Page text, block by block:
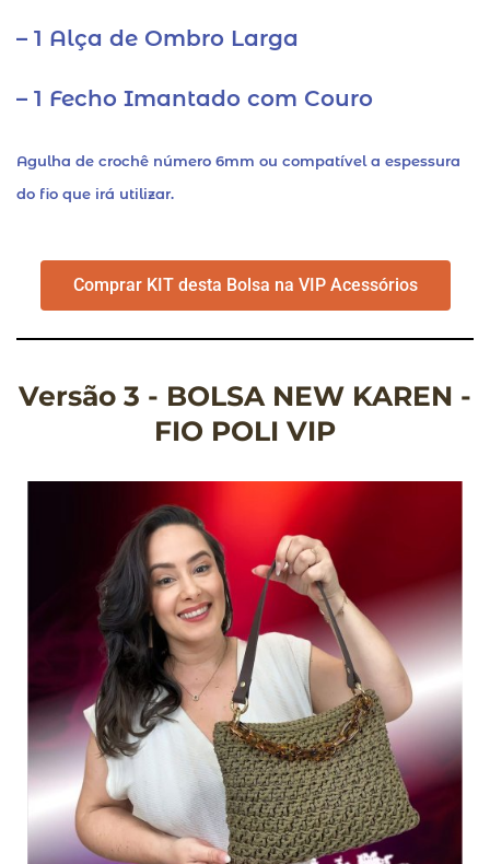
– 1 Alça de Ombro Larga
– 1 Fecho Imantado com Couro
Agulha de crochê número 6mm ou compatível a espessura
do fio que irá utilizar.
Comprar KIT desta Bolsa na VIP Acessórios
Versão 3 - BOLSA NEW KAREN -
FIO POLI VIP